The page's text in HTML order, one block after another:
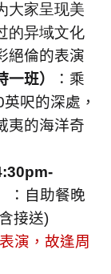
大家呈现美
的异域文化
絕倫的表演
班）
：乘
英呎的深處，
夷的海洋奇
：自助餐晚
含接送)
演，故逢周